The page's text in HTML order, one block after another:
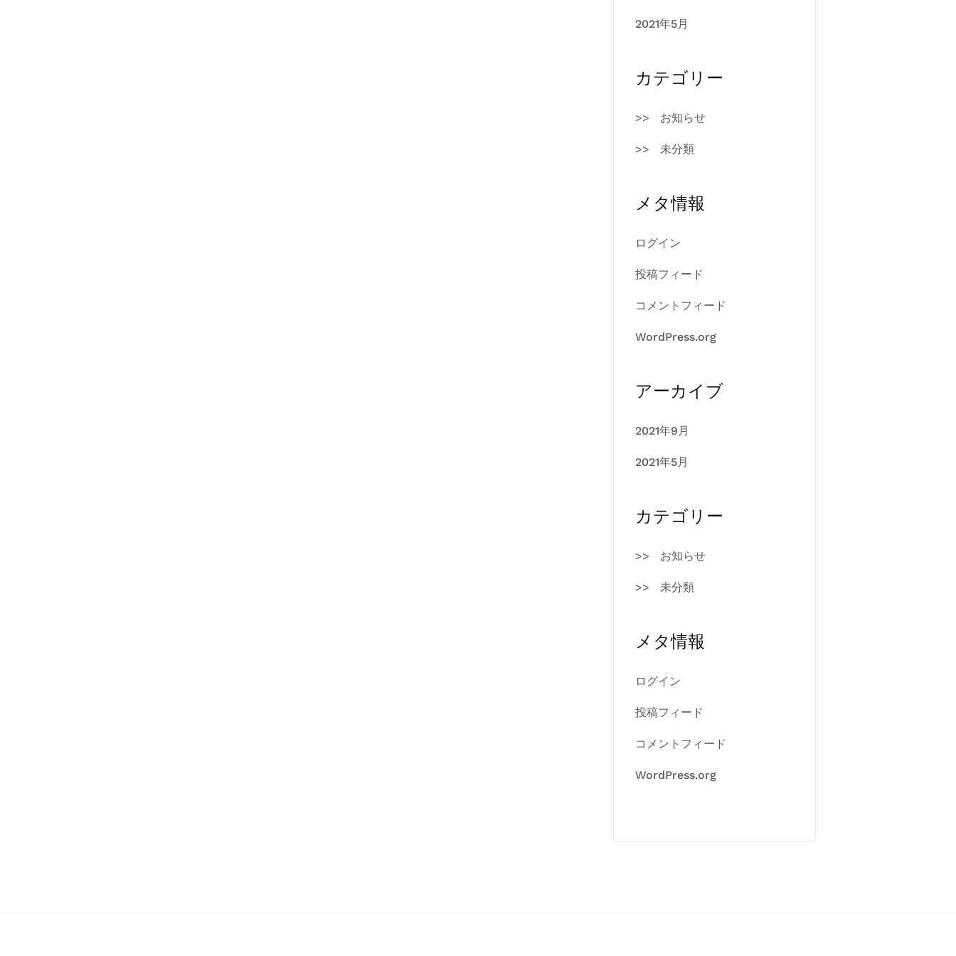
2021年5月
カテゴリー
お知らせ
未分類
メタ情報
ログイン
投稿フィード
コメントフィード
WordPress.org
アーカイブ
2021年9月
2021年5月
カテゴリー
お知らせ
未分類
メタ情報
ログイン
投稿フィード
コメントフィード
WordPress.org